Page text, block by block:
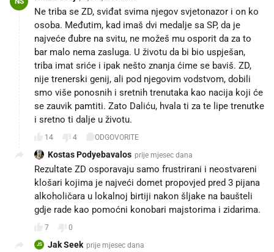
Ne triba se ZD, sviđat svima njegov svjetonazor i on ko
osoba. Međutim, kad imaš dvi medalje sa SP, da je
najveće đubre na svitu, ne možeš mu osporit da za to
bar malo nema zasluga. U životu da bi bio uspješan,
triba imat sriće i ipak nešto znanja ćime se baviš. ZD,
nije trenerski genij, ali pod njegovim vodstvom, dobili
smo više ponosnih i sretnih trenutaka kao nacija koji će
se zauvik pamtiti. Zato Daliću, hvala ti za te lipe trenutke
i sretno ti dalje u životu.
14 4 ODGOVORITE
Kostas Podyebavalos prije mjesec dana
Rezultate ZD osporavaju samo frustrirani i neostvareni
klošari kojima je najveći domet propovjed pred 3 pijana
alkoholičara u lokalnoj birtiji nakon šljake na baušteli
gdje rade kao pomoćni konobari majstorima i zidarima.
7 0
JS Jak Seek prije mjesec dana